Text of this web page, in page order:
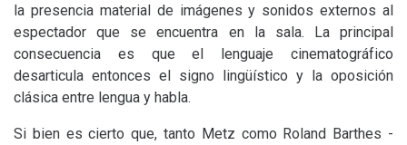
la presencia material de imágenes y sonidos externos al
espectador que se encuentra en la sala. La principal
consecuencia es que el lenguaje cinematográfico
desarticula entonces el signo lingüístico y la oposición
clásica entre lengua y habla.
Si bien es cierto que, tanto Metz como Roland Barthes -